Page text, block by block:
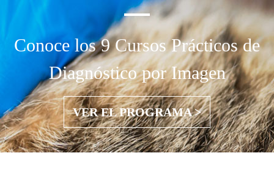
Conoce los 9 Cursos Prácticos de
Diagnóstico por Imagen
VER EL PROGRAMA >